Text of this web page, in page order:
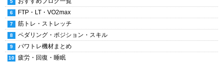
FTP・LT・VO2max
筋トレ・ストレッチ
ペダリング・ポジション・スキル
パワトレ機材まとめ
疲労・回復・睡眠